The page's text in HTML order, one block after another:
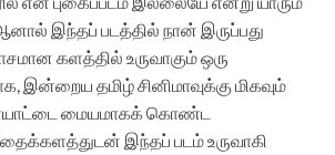
இந்தப் படத்தில் நான் இருப்பது
களத்தில் உருவாகும் ஒரு
இன்றைய தமிழ் சினிமாவுக்கு மிகவும்
மையமாகக் கொண்ட
இந்தப் படம் உருவாகி